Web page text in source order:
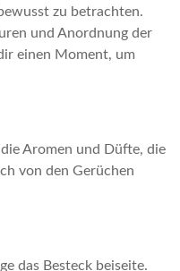
zu betrachten.
und Anordnung der
einen Moment, um
die Aromen und Düfte, die
von den Gerüchen
das Besteck beiseite.